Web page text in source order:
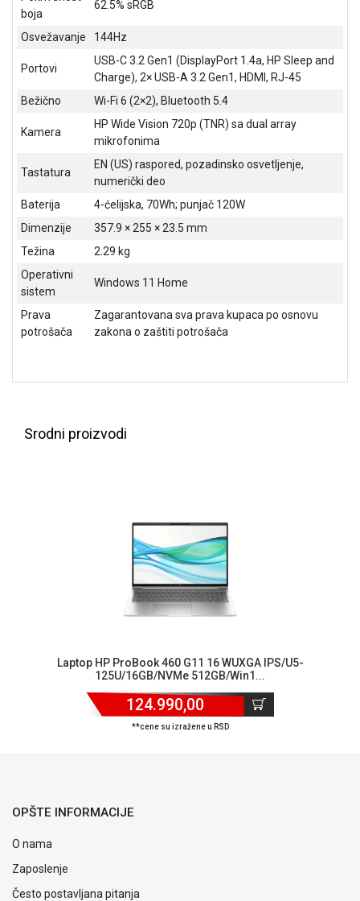
ALAT I
BAŠTA
OUTLET
KRIPTO
IGRAČKE
Blog
Način
plaćanja
Podrška
Opšti
boja
62.5% sRGB
Osvežavanje 144Hz
Portovi
USB-C 3.2 Gen1 (DisplayPort 1.4a, HP Sleep and
Charge), 2× USB-A 3.2 Gen1, HDMI, RJ-45
Bežično
Wi-Fi 6 (2×2), Bluetooth 5.4
Kamera
HP Wide Vision 720p (TNR) sa dual array
mikrofonima
Tastatura
EN (US) raspored, pozadinsko osvetljenje,
numerički deo
Baterija
4-ćelijska, 70Wh; punjač 120W
Dimenzije
357.9 × 255 × 23.5 mm
Težina
2.29 kg
Operativni
sistem
Windows 11 Home
Prava
potrošača
Zagarantovana sva prava kupaca po osnovu
zakona o zaštiti potrošača
Srodni proizvodi
Laptop HP ProBook 460 G11 16 WUXGA IPS/U5-
125U/16GB/NVMe 512GB/Win1...
124.990,00
**cene su izražene u RSD
OPŠTE INFORMACIJE
O nama
Zaposlenje
Često postavljana pitanja